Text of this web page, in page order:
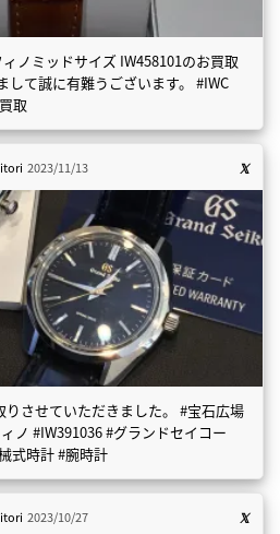
ノミッドサイズ IW458101のお買取
して誠に有難うございます。 #IWC
取
2023/11/13
させていただきました。 #宝石広場
ノ #IW391036 #グランドセイコー
式時計 #腕時計
2023/10/27